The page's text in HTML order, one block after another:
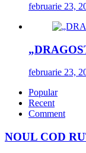
februarie 23,
februarie 23,
Popular
Recent
Comment
NOUL COD